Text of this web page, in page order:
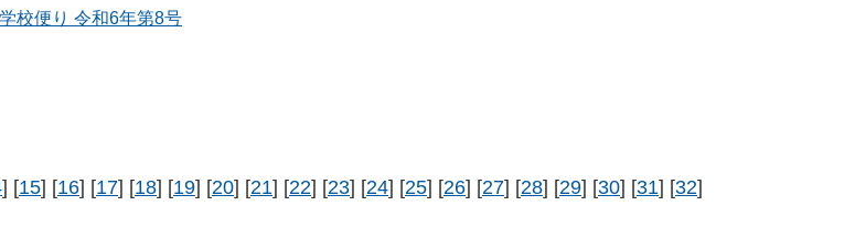
校便り 令和6年第8号
] [15] [16] [17] [18] [19] [20] [21] [22] [23] [24] [25] [26] [27] [28] [29] [30] [31] [32]